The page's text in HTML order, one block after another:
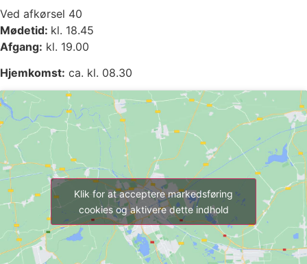
Ved afkørsel 40
Mødetid: kl. 18.45
Afgang: kl. 19.00
Hjemkomst: ca. kl. 08.30
Klik for at acceptere markedsføring
cookies og aktivere dette indhold